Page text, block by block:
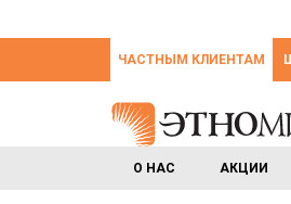
ЧАСТНЫМ КЛИЕНТАМ
О НАС АКЦИИ